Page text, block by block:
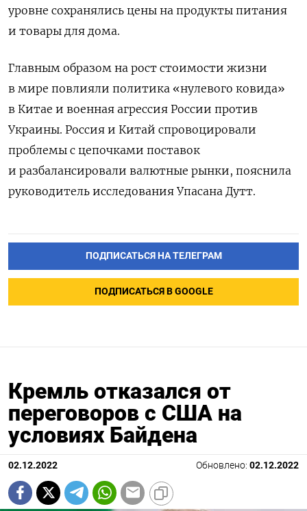
уровне сохранялись цены на продукты питания
и товары для дома.
Главным образом на рост стоимости жизни
в мире повлияли политика «нулевого ковида»
в Китае и военная агрессия России против
Украины. Россия и Китай спровоцировали
проблемы с цепочками поставок
и разбалансировали валютные рынки, пояснила
руководитель исследования Упасана Дутт.
ПОДПИСАТЬСЯ НА ТЕЛЕГРАМ
ПОДПИСАТЬСЯ В GOOGLE
Кремль отказался от
переговоров с США на
условиях Байдена
02.12.2022 Обновлено: 02.12.2022